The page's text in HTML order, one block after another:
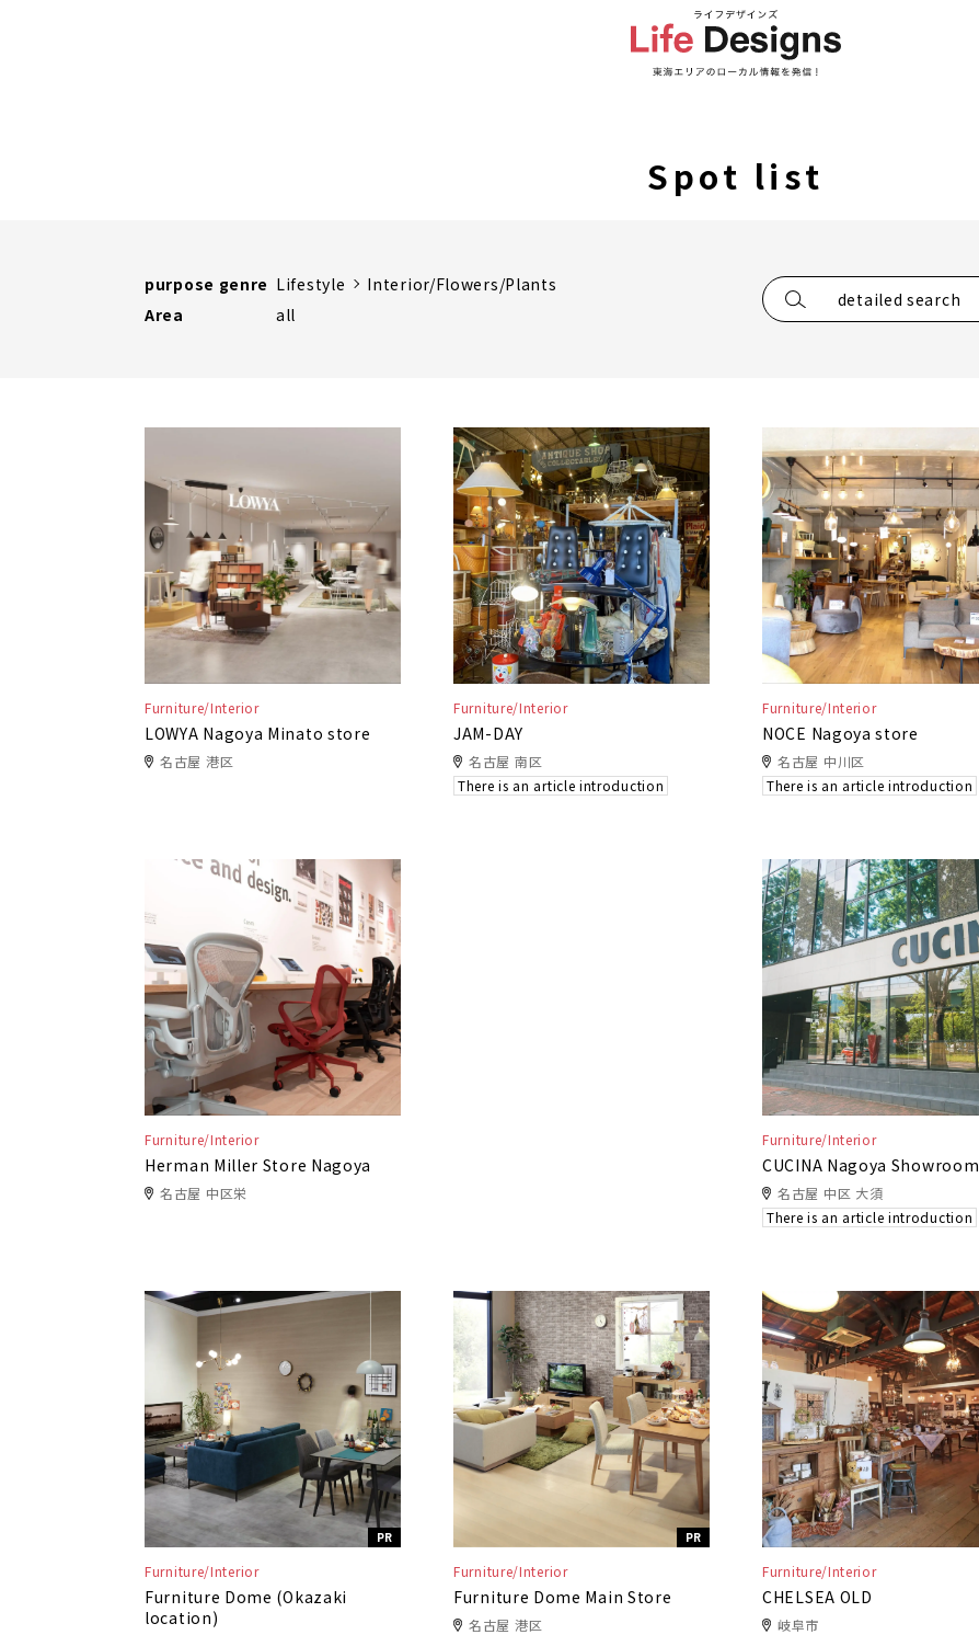
Spot list
purpose genre Lifestyle
Interior/Flowers/Plants
Area
all
detailed search
Furniture/Interior
LOWYA Nagoya Minato store
名古屋 港区
Furniture/Interior
JAM-DAY
名古屋 南区
There is an article introduction
Furniture/Interior
NOCE Nagoya store
名古屋 中川区
There is an article introduction
Furniture/Interior
Herman Miller Store Nagoya
名古屋 中区栄
Furniture/Interior
CUCINA Nagoya Showroom
名古屋 中区 大須
There is an article introduction
PR
Furniture/Interior
Furniture Dome (Okazaki
location)
PR
Furniture/Interior
Furniture Dome Main Store
名古屋 港区
Furniture/Interior
CHELSEA OLD
岐阜市